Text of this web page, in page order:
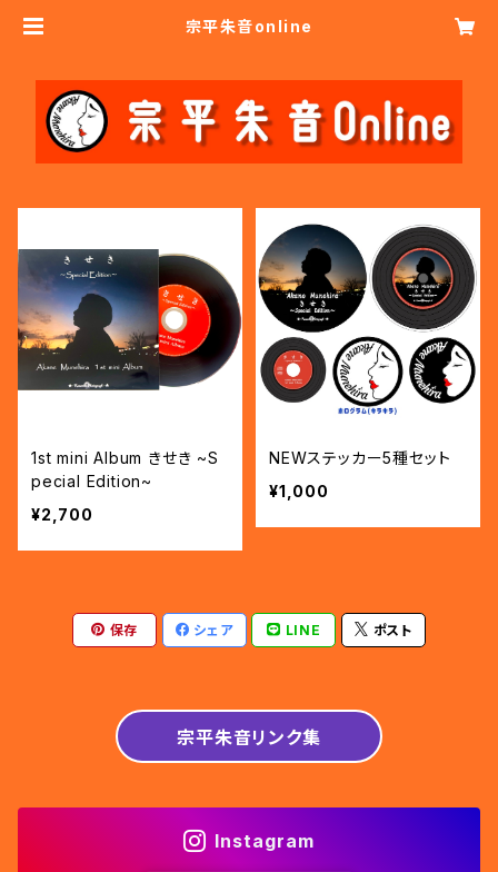
宗平朱音online
1st mini Album きせき ~S
pecial Edition~
¥2,700
NEWステッカー5種セット
¥1,000
保存 シェア LINE ポスト
宗平朱音リンク集
Instagram